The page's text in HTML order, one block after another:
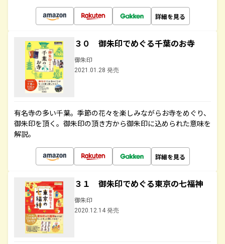
詳細を見る
３０ 御朱印でめぐる千葉のお寺
御朱印
2021.01.28 発売
有名寺の多い千葉。季節の花々を楽しみながらお寺をめぐり、
御朱印を頂く。御朱印の頂き方から御朱印に込められた意味を
解説。
詳細を見る
３１ 御朱印でめぐる東京の七福神
御朱印
2020.12.14 発売